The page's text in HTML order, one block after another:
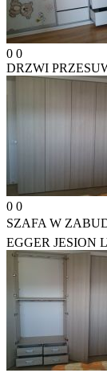
0 0
DRZWI
0 0
SZAFA W
EGGER JESION